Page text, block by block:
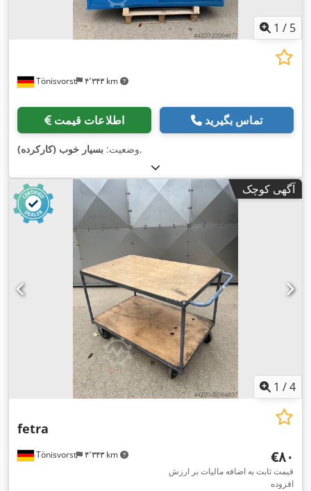
1 / 5
Tönisvorst ۴٬۳۴۳ km
اطلاعات قیمت تماس بگیرید
وضعیت: بسیار خوب (کارکرده) ,
آگهی کوچک
1 /4
Tönisvorst ۴٬۳۴۳ km
fetra
‎€۸۰
قیمت ثابت به اضافه مالیات بر ارزش
افزوده